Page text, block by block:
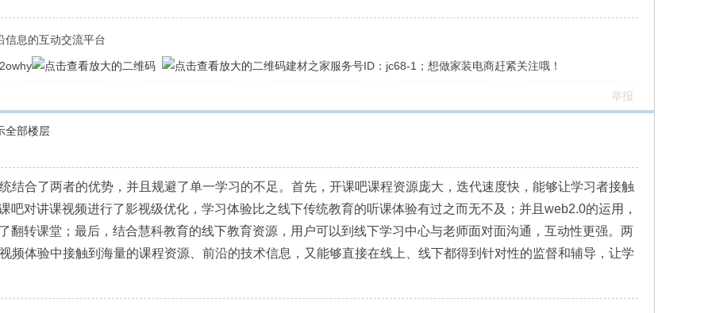
信息的互动交流平台
建材之家服务号ID：jc68-1；想做家装电商赶紧关注哦！
举报
全部楼层
结合了两者的优势，并且规避了单一学习的不足。首先，开课吧课程资源庞大，迭代速度快，能够让学习者接触
吧对讲课视频进行了影视级优化，学习体验比之线下传统教育的听课体验有过之而无不及；并且web2.0的运用，
翻转课堂；最后，结合慧科教育的线下教育资源，用户可以到线下学习中心与老师面对面沟通，互动性更强。两
频体验中接触到海量的课程资源、前沿的技术信息，又能够直接在线上、线下都得到针对性的监督和辅导，让学